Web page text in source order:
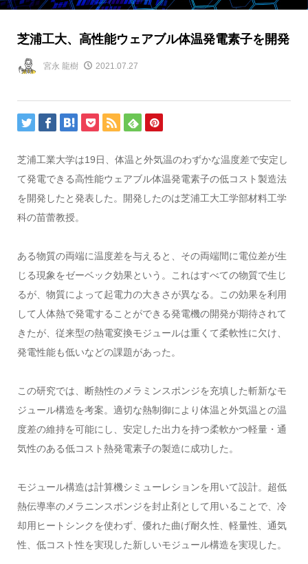
芝浦工大、高性能ウェアブル体温発電素子を開発
宮永 龍樹 2021.07.27
芝浦工業大学は19日、体温と外気温のわずかな温度差で安定し
て発電できる高性能ウェアブル体温発電素子の低コスト製造法
を開発したと発表した。開発したのは芝浦工大工学部材料工学
科の苗蕾教授。
ある物質の両端に温度差を与えると、その両端間に電位差が生
じる現象をゼーベック効果という。これはすべての物質で生じ
るが、物質によって起電力の大きさが異なる。この効果を利用
して人体熱で発電することができる発電機の開発が期待されて
きたが、従来型の熱電変換モジュールは重くて柔軟性に欠け、
発電性能も低いなどの課題があった。
この研究では、断熱性のメラミンスポンジを充填した斬新なモ
ジュール構造を考案。適切な熱制御により体温と外気温との温
度差の維持を可能にし、安定した出力を持つ柔軟かつ軽量・通
気性のある低コスト熱発電素子の製造に成功した。
モジュール構造は計算機シミューレションを用いて設計。超低
熱伝導率のメラニンスポンジを封止剤として用いることで、冷
却用ヒートシンクを使わず、優れた曲げ耐久性、軽量性、通気
性、低コスト性を実現した新しいモジュール構造を実現した。